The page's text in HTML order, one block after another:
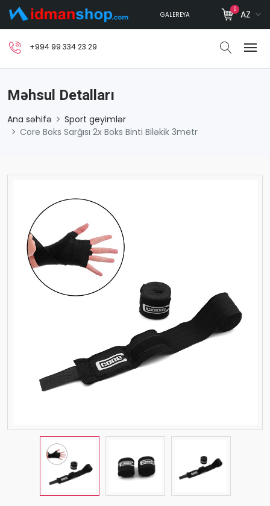
GALEREYA
0 AZ
+994 99 334 23 29
Məhsul Detalları
Ana səhifə
Sport geyimlər
Core Boks Sarğısı 2x Boks Binti Biləkik 3metr